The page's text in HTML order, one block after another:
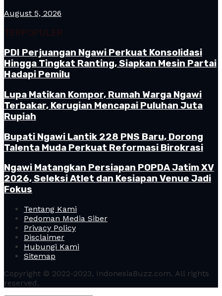
August 5, 2026
TERPOPULER
PDI Perjuangan Ngawi Perkuat Konsolidasi
Hingga Tingkat Ranting, Siapkan Mesin Partai
Hadapi Pemilu
Lupa Matikan Kompor, Rumah Warga Ngawi
Terbakar, Kerugian Mencapai Puluhan Juta
Rupiah
Bupati Ngawi Lantik 228 PNS Baru, Dorong
Talenta Muda Perkuat Reformasi Birokrasi
Ngawi Matangkan Persiapan POPDA Jatim XV
2026, Seleksi Atlet dan Kesiapan Venue Jadi
Fokus
Tentang Kami
Pedoman Media Siber
Privacy Policy
Disclaimer
Hubungi Kami
Sitemap
Copyright © 2022-2023, IndonesiaBuzz.com. All rights
reserved.